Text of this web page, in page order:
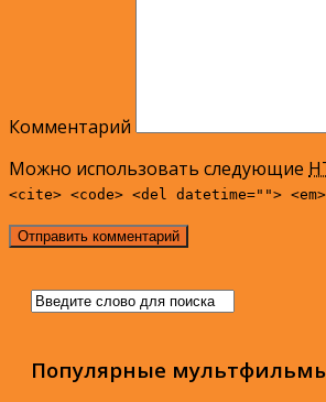
Комментарий
Можно использовать следующие
<cite> <code> <del datetime="">
Популярные